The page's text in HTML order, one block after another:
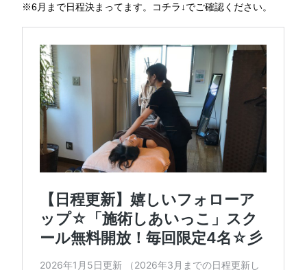
※6月まで日程決まってます。コチラ↓でご確認ください。